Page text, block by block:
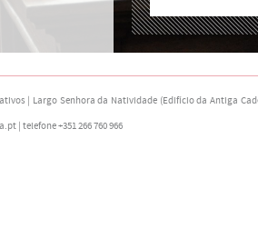
| Largo Senhora da Natividade (Edifício da Antiga
| telefone +351 266 760 966